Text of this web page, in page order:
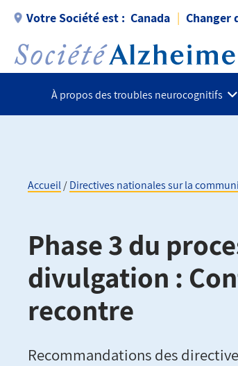
contenu
principal
Votre Société est : Canada Changer
À propos des troubles neurocognitifs
d'Ariane
Accueil Directives nationales sur la
Phase 3 du
divulgation :
recontre
Recommandations des